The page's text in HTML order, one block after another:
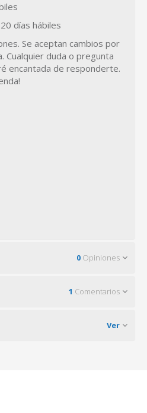
días hábiles
Se aceptan cambios por
Cualquier duda o pregunta
encantada de responderte.
0 Opiniones
1 Comentarios
Ver